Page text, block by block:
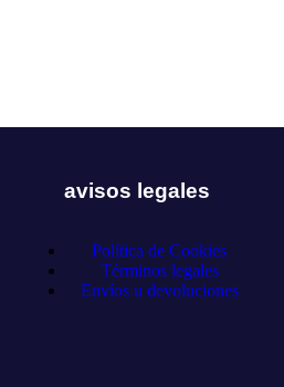
avisos legales
Política de Cookies
Términos legales
Envíos u devoluciones